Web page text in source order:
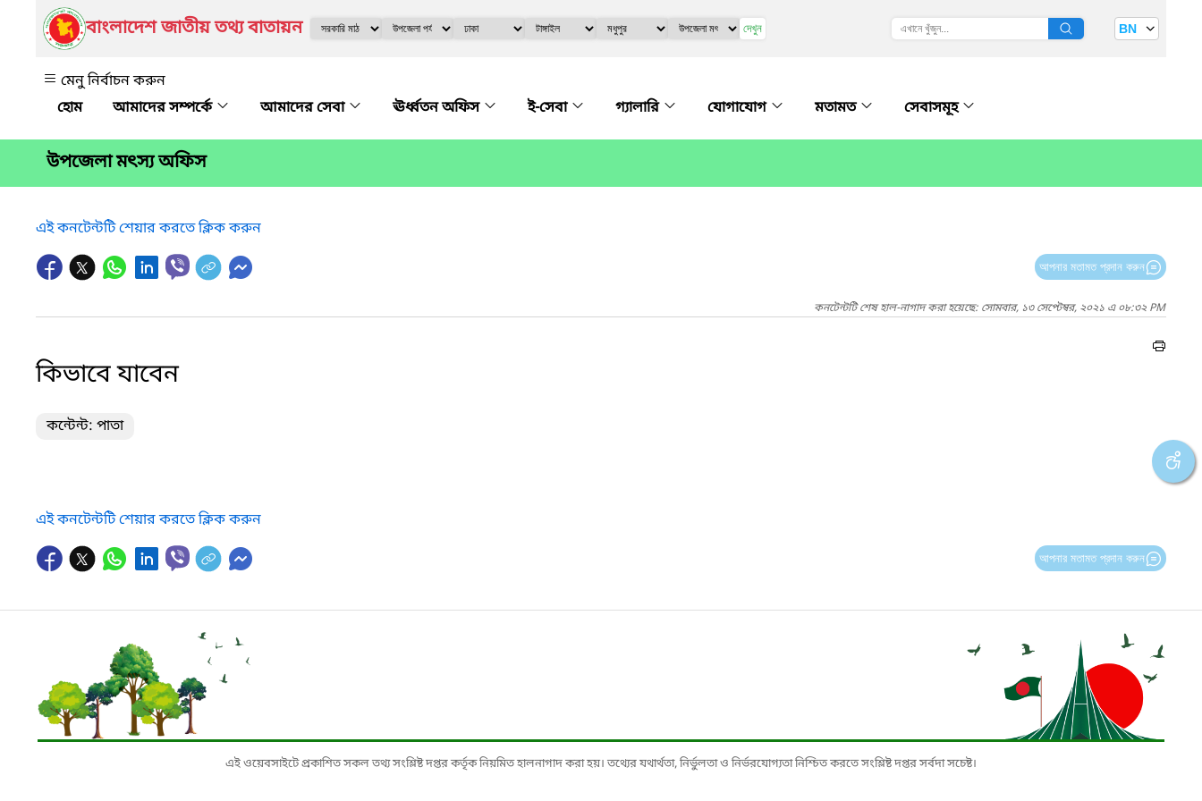
বাংলাদেশ জাতীয় তথ্য বাতায়ন দেখুন BN
মেনু নির্বাচন করুন
আমাদের সম্পর্কে
আমাদের সেবা ঊর্ধ্বতন অফিস ই-সেবা গ্যালারি যোগাযোগ মতামত সেবাসমূহ
উপজেলা মৎস্য অফিস
এই কনটেন্টটি শেয়ার করতে ক্লিক করুন
আপনার মতামত প্রদান করুন
কনটেন্টটি শেষ হাল-নাগাদ করা হয়েছে: সোমবার, ১৩ সেপ্টেম্বর, ২০২১ এ ০৮:৩২ PM
কিভাবে যাবেন
কন্টেন্ট: পাতা
এই কনটেন্টটি শেয়ার করতে ক্লিক করুন
আপনার মতামত প্রদান করুন
এই ওয়েবসাইটে প্রকাশিত সকল তথ্য সংশ্লিষ্ট দপ্তর কর্তৃক নিয়মিত হালনাগাদ করা হয়। তথ্যের যথার্থতা, নির্ভুলতা ও নির্ভরযোগ্যতা নিশ্চিত করতে সংশ্লিষ্ট দপ্তর সর্বদা সচেষ্ট।